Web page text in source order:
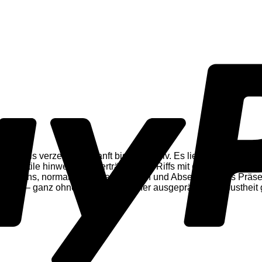
bis verzerrt, von sanft bis aggressiv. Es liefert einen
Stile hinweg: es überträgt selbst Riffs mit extrem hartem
normalem Präsenzbereich und Absenkung des
– ganz ohne Stativ. Von seiner ausgeprägten Robustheit